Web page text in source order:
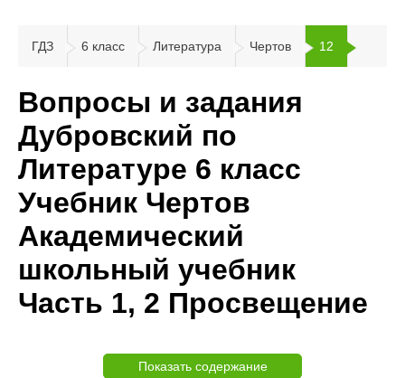
ГДЗ 6 класс Литература Чертов 12
Вопросы и задания
Дубровский по
Литературе 6 класс
Учебник Чертов
Академический
школьный учебник
Часть 1, 2 Просвещение
Показать содержание